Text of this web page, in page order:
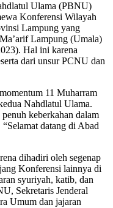
Ulama (PBNU)
Konferensi Wilayah
Lampung yang
Lampung (Umala)
Hal ini karena
dari unsur PCNU dan
11 Muharram
Nahdlatul Ulama.
keberkahan dalam
datang di Abad
dihadiri oleh segenap
Konferensi lainnya di
syuriyah, katib, dan
Sekretaris Jenderal
Umum dan jajaran